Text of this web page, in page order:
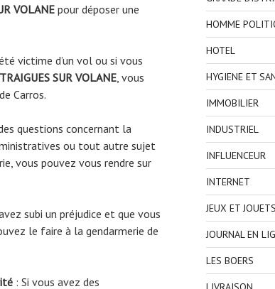
VOLANE pour déposer une
victime d’un vol ou si vous
SUR VOLANE , vous
Carros.
questions concernant la
ou tout autre sujet
vous pouvez vous rendre sur
subi un préjudice et que vous
le faire à la gendarmerie de
: Si vous avez des
HOMME
HOTEL
HYGIENE ET
IMMOBILIER
INDUSTRIEL
INFLUENCEUR
INTERNET
JEUX ET JOUETS
JOURNAL EN
LES BOERS